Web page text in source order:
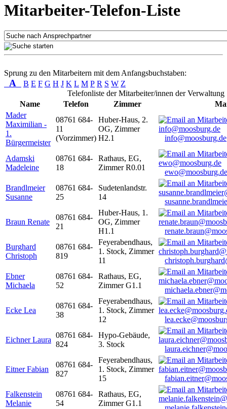
Mitarbeiter-Telefon-Liste
Sprung zu den Mitarbeitern mit dem Anfangsbuchstaben:
A B E F G H J K L M P R S W Z
Telefonliste der Mitarbeiter/innen der Verwaltung
Name
Telefon Zimmer
Mader
Maximilian -
1.
Bürgermeister
08761 684-
11
(Vorzimmer)
Huber-Haus, 2.
OG, Zimmer
H2.1
info@moosburg.de
Adamski
Madeleine
08761 684-
18
Rathaus, EG,
Zimmer R0.01
ewo@moosburg.de
Brandlmeier
Susanne
08761 684-
25
Sudetenlandstr.
14
Braun Renate
08761 684-
21
Huber-Haus, 1.
OG, Zimmer
H1.1
Burghard
Christoph
08761 684-
819
Feyerabendhaus,
1. Stock, Zimmer
11
Ebner
Michaela
08761 684-
52
Rathaus, EG,
Zimmer G1.1
Ecke Lea
08761 684-
38
Feyerabendhaus,
1. Stock, Zimmer
12
Eichner Laura
08761 684-
824
Hypo-Gebäude,
3. Stock
Eitner Fabian
08761 684-
827
Feyerabendhaus,
1. Stock, Zimmer
15
Falkenstein
Melanie
08761 684-
54
Rathaus, EG,
Zimmer G1.1